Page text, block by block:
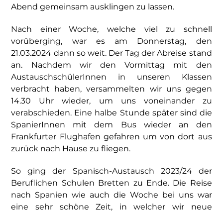
Abend gemeinsam ausklingen zu lassen.
Nach einer Woche, welche viel zu schnell
vorüberging, war es am Donnerstag, den
21.03.2024 dann so weit. Der Tag der Abreise stand
an. Nachdem wir den Vormittag mit den
AustauschschülerInnen in unseren Klassen
verbracht haben, versammelten wir uns gegen
14.30 Uhr wieder, um uns voneinander zu
verabschieden. Eine halbe Stunde später sind die
SpanierInnen mit dem Bus wieder an den
Frankfurter Flughafen gefahren um von dort aus
zurück nach Hause zu fliegen.
So ging der Spanisch-Austausch 2023/24 der
Beruflichen Schulen Bretten zu Ende. Die Reise
nach Spanien wie auch die Woche bei uns war
eine sehr schöne Zeit, in welcher wir neue